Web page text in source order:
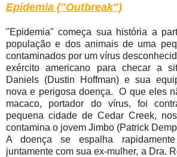
Epidemia ("Outbreak")
"Epidemia" começa sua história a
população e dos animais de uma
contaminados por um vírus
exército americano para checar a
Daniels (Dustin Hoffman) e sua
nova e perigosa doença. O que eles
macaco, portador do vírus, foi
pequena cidade de Cedar Creek,
contamina o jovem Jimbo (Patrick
A doença se espalha
juntamente com sua ex-mulher, a Dra.